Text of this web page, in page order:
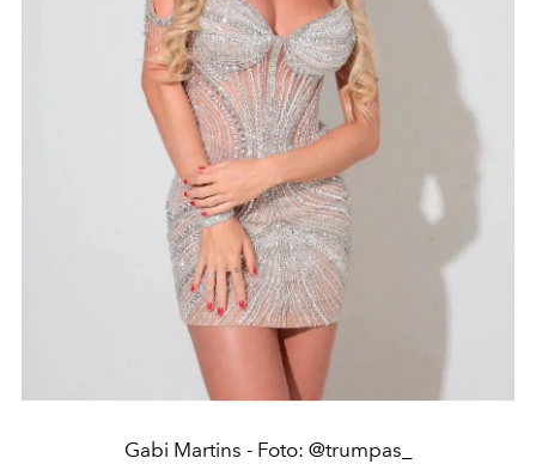
Gabi Martins - Foto: @trumpas_